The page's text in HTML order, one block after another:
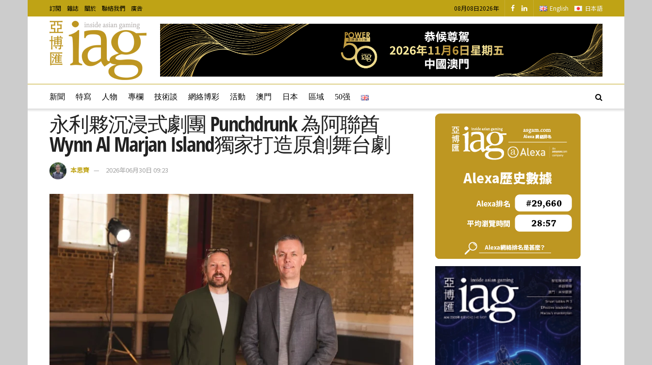
訂閱 雜誌 關於 聯絡我們 廣告 08月08日2026年 English 日本語
新聞 特寫 人物 專欄 技術談 網絡博彩 活動 澳門 日本 區域 50强
永利夥沉浸式劇團 Punchdrunk 為阿聯酋
Wynn Al Marjan Island獨家打造原創舞台劇
本思齊 2026年06月30日 09:23